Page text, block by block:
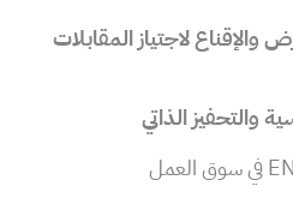
والإقناع لاجتياز المقابلات
والتحفيز الذاتي